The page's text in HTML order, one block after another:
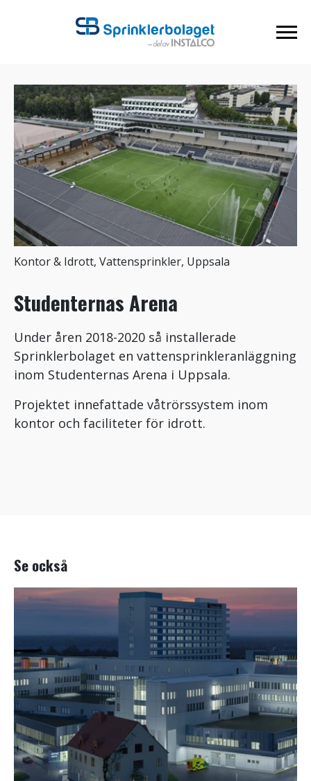
Kontor & Idrott, Vattensprinkler, Uppsala
Studenternas Arena
Under åren 2018-2020 så installerade
Sprinklerbolaget en vattensprinkleranläggning
inom Studenternas Arena i Uppsala.
Projektet innefattade våtrörssystem inom
kontor och faciliteter för idrott.
Se också